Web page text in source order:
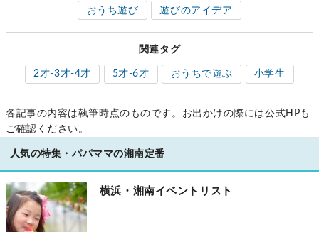
おうち遊び 遊びのアイデア
関連タグ
2才-3才-4才 5才-6才 おうちで遊ぶ 小学生
各記事の内容は執筆時点のものです。お出かけの際には公式HPも
ご確認ください。
人気の特集・パパママの湘南定番
横浜・湘南イベントリスト